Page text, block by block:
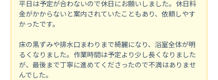
平日は予定が合わないので休日にお願いしました。休日料
金がかからないと案内されていたこともあり、依頼しやす
かったです。
床の黒ずみや排水口まわりまで綺麗になり、浴室全体が明
るくなりました。作業時間は予定より少し長くなりました
が、最後まで丁寧に進めてくださったので不満はありませ
んでした。